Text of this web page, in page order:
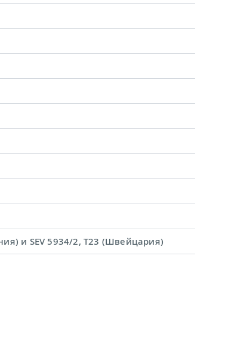
и SEV 5934/2, T23 (Швейцария)